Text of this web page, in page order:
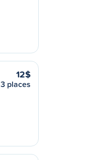
12$
3 places